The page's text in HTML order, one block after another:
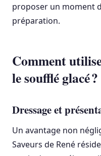
proposer un moment
préparation.
Comment
le soufflé glacé ?
Dressage et
Un avantage non
Saveurs de René